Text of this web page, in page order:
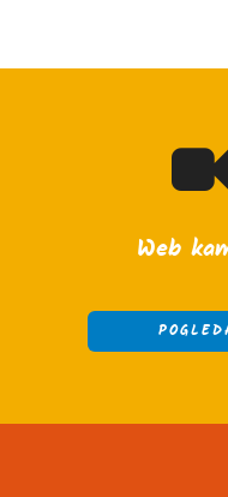
Web